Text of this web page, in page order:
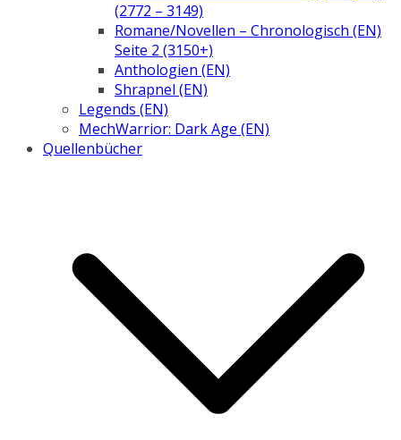
(2772 – 3149)
Romane/Novellen – Chronologisch (EN)
Seite 2 (3150+)
Anthologien (EN)
Shrapnel (EN)
Legends (EN)
MechWarrior: Dark Age (EN)
Quellenbücher